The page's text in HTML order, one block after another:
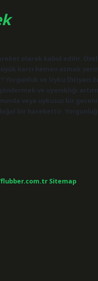
olarak kabul edilir.
kartı hemen atmak
ve Uyku İhtiyacı
ve uyanıklığı
veya uykusuz bir
bir harekettir.
Sitemap